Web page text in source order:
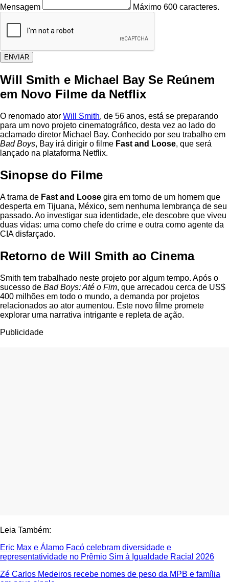
Mensagem Máximo 600 caracteres.
ENVIAR
Will Smith e Michael Bay Se Reúnem
em Novo Filme da Netflix
O renomado ator Will Smith, de 56 anos, está se preparando
para um novo projeto cinematográfico, desta vez ao lado do
aclamado diretor Michael Bay. Conhecido por seu trabalho em
Bad Boys, Bay irá dirigir o filme Fast and Loose, que será
lançado na plataforma Netflix.
Sinopse do Filme
A trama de Fast and Loose gira em torno de um homem que
desperta em Tijuana, México, sem nenhuma lembrança de seu
passado. Ao investigar sua identidade, ele descobre que viveu
duas vidas: uma como chefe do crime e outra como agente da
CIA disfarçado.
Retorno de Will Smith ao Cinema
Smith tem trabalhado neste projeto por algum tempo. Após o
sucesso de Bad Boys: Até o Fim, que arrecadou cerca de US$
400 milhões em todo o mundo, a demanda por projetos
relacionados ao ator aumentou. Este novo filme promete
explorar uma narrativa intrigante e repleta de ação.
Publicidade
Leia Também:
Eric Max e Álamo Facó celebram diversidade e
representatividade no Prêmio Sim à Igualdade Racial 2026
Zé Carlos Medeiros recebe nomes de peso da MPB e família